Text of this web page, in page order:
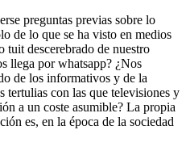
preguntas previas sobre lo
de lo que se ha visto en medios
descerebrado de nuestro
llega por whatsapp? ¿Nos
de los informativos y de la
tertulias con las que televisiones y
a un coste asumible? La propia
es, en la época de la sociedad